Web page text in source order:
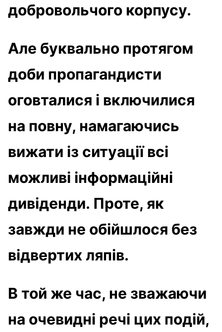
добровольчого корпусу.
Але буквально протягом
доби пропагандисти
оговталися і включилися
на повну, намагаючись
вижати із ситуації всі
можливі інформаційні
дивіденди. Проте, як
завжди не обійшлося без
відвертих ляпів.
В той же час, не зважаючи
на очевидні речі цих подій,